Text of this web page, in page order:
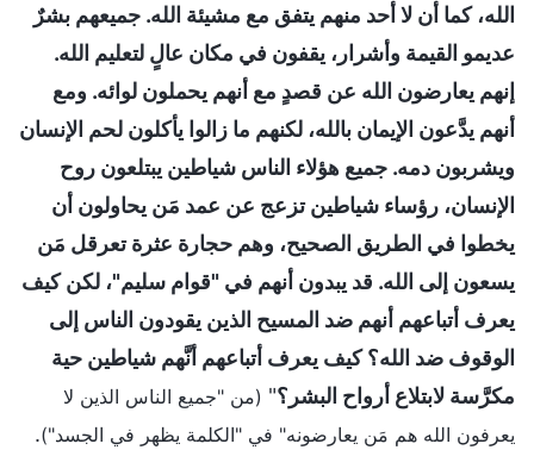
الله، كما أن لا أحد منهم يتفق مع مشيئة الله. جميعهم بشرٌ
عديمو القيمة وأشرار، يقفون في مكان عالٍ لتعليم الله.
إنهم يعارضون الله عن قصدٍ مع أنهم يحملون لوائه. ومع
أنهم يدَّعون الإيمان بالله، لكنهم ما زالوا يأكلون لحم الإنسان
ويشربون دمه. جميع هؤلاء الناس شياطين يبتلعون روح
الإنسان، رؤساء شياطين تزعج عن عمد مَن يحاولون أن
يخطوا في الطريق الصحيح، وهم حجارة عثرة تعرقل مَن
يسعون إلى الله. قد يبدون أنهم في "قوام سليم"، لكن كيف
يعرف أتباعهم أنهم ضد المسيح الذين يقودون الناس إلى
الوقوف ضد الله؟ كيف يعرف أتباعهم أنَّهم شياطين حية
مكرَّسة لابتلاع أرواح البشر؟" (من "جميع الناس الذين لا
يعرفون الله هم مَن يعارضونه" في "الكلمة يظهر في الجسد").